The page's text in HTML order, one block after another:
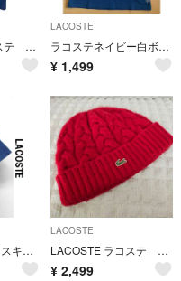
LACOSTE ラコステ ノースリーブワンピース 36
LACOSTE
ラコステネイビー白ボーダーミニ丈ワンピース襟付きポロシャツ裏地つきチュニック
¥ 1,499
U400 LACOSTE スキッパーポロシャツ 鹿の子 インディゴ染め 34 青
LACOSTE
LACOSTE ラコステ ニットキャップ 赤 美品
¥ 2,499